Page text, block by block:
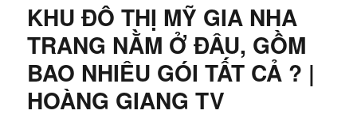
KHU ĐÔ THỊ MỸ GIA NHA
TRANG NẰM Ở ĐÂU, GỒM
BAO NHIÊU GÓI TẤT CẢ ? |
HOÀNG GIANG TV